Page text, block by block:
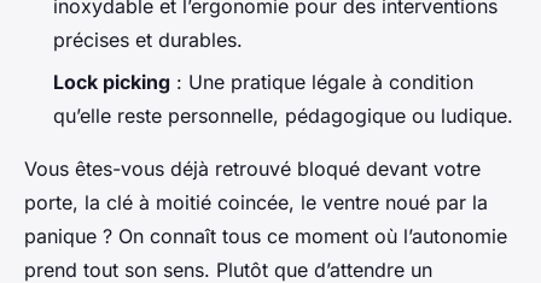
inoxydable et l’ergonomie pour des interventions
précises et durables.
Lock picking : Une pratique légale à condition
qu’elle reste personnelle, pédagogique ou ludique.
Vous êtes-vous déjà retrouvé bloqué devant votre
porte, la clé à moitié coincée, le ventre noué par la
panique ? On connaît tous ce moment où l’autonomie
prend tout son sens. Plutôt que d’attendre un